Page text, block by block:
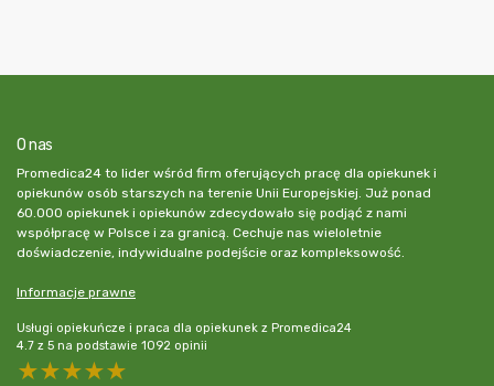
O nas
Promedica24 to lider wśród firm oferujących pracę dla opiekunek i
opiekunów osób starszych na terenie Unii Europejskiej. Już ponad
60.000 opiekunek i opiekunów zdecydowało się podjąć z nami
współpracę w Polsce i za granicą. Cechuje nas wieloletnie
doświadczenie, indywidualne podejście oraz kompleksowość.
Informacje prawne
Usługi opiekuńcze i praca dla opiekunek z Promedica24
4.7 z 5 na podstawie 1092 opinii
5 stars
4 stars
3 stars
2 stars